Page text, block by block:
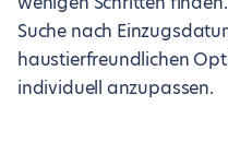
Suche nach
haustierfreundlichen
individuell anzupassen.